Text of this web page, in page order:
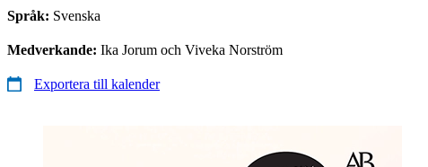
Språk: Svenska
Medverkande: Ika Jorum och Viveka Norström
Exportera till kalender